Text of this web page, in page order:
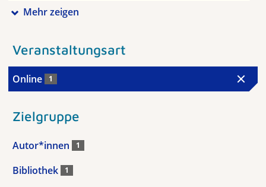
Mehr zeigen
Veranstaltungsart
Online 1
Zielgruppe
Autor*innen 1
Bibliothek 1